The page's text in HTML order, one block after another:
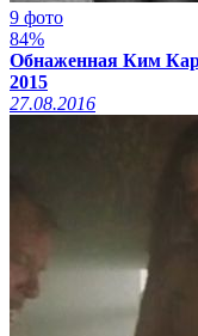
9 фото
84%
Обнаженная Ким
2015
27.08.2016